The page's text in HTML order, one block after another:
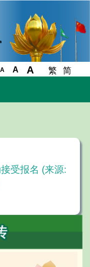
A A A 繁 简
受报名 (来源: